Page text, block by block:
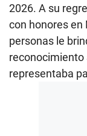
2026. A su
con honores en
personas le
reconocimiento
representaba